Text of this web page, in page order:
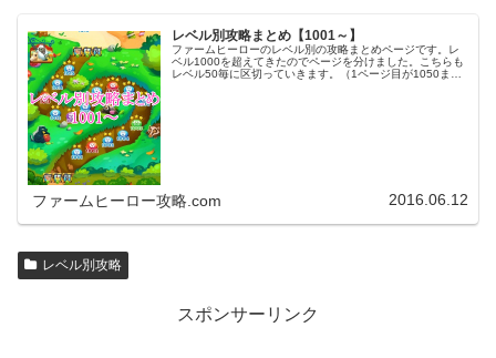
レベル別攻略まとめ【1001～】
ファームヒーローのレベル別の攻略まとめページです。レ
ベル1000を超えてきたのでページを分けました。こちらも
レベル50毎に区切っていきます。（1ページ目が1050ま
ファームヒーロー攻略.com 2016.06.12
レベル別攻略
スポンサーリンク